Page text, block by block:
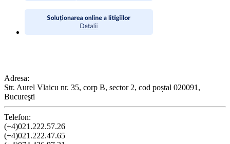
Adresa:
Str. Aurel Vlaicu nr. 35, corp B, sector 2, cod poștal 020091,
Bucureşti
Telefon:
(+4)021.222.57.26
(+4)021.222.47.65